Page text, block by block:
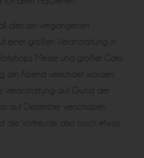
dies am vergangenen
einer großen Veranstaltung in
Messe und großer Gala
am Abend verkündet worden.
Veranstaltung auf Grund der
auf Dezember verschoben
die Vorfreude also noch etwas